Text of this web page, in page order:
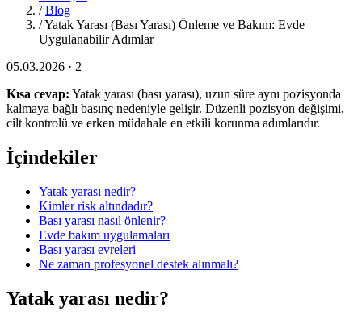
/ Blog
/Yatak Yarası (Bası Yarası) Önleme ve Bakım: Evde
Uygulanabilir Adımlar
05.03.2026 · 2
Kısa cevap: Yatak yarası (bası yarası), uzun süre aynı pozisyonda
kalmaya bağlı basınç nedeniyle gelişir. Düzenli pozisyon değişimi,
cilt kontrolü ve erken müdahale en etkili korunma adımlarıdır.
İçindekiler
Yatak yarası nedir?
Kimler risk altındadır?
Bası yarası nasıl önlenir?
Evde bakım uygulamaları
Bası yarası evreleri
Ne zaman profesyonel destek alınmalı?
Yatak yarası nedir?